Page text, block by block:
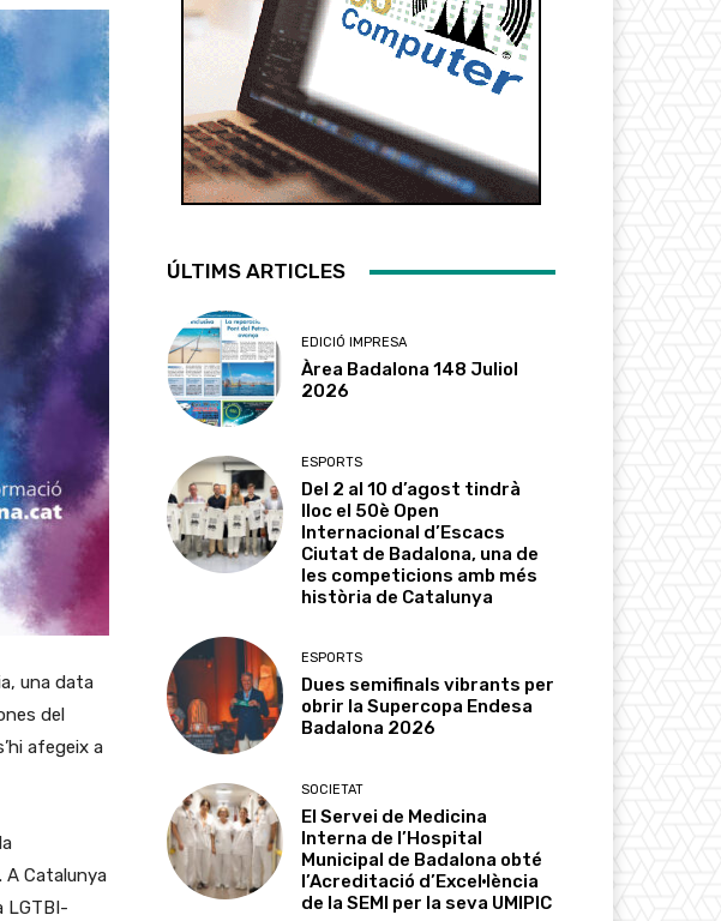
una data
del
afegeix a
Catalunya
LGTBI-
ÚLTIMS ARTICLES
EDICIÓ IMPRESA
Àrea Badalona 148 Juliol
2026
ESPORTS
Del 2 al 10 d’agost tindrà
lloc el 50è Open
Internacional d’Escacs
Ciutat de Badalona, una de
les competicions amb més
història de Catalunya
ESPORTS
Dues semifinals vibrants per
obrir la Supercopa Endesa
Badalona 2026
SOCIETAT
El Servei de Medicina
Interna de l’Hospital
Municipal de Badalona obté
l’Acreditació d’Excel·lència
de la SEMI per la seva UMIPIC